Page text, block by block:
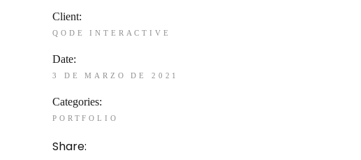
Client:
QODE INTERACTIVE
Date:
3 DE MARZO DE 2021
Categories:
PORTFOLIO
Share: